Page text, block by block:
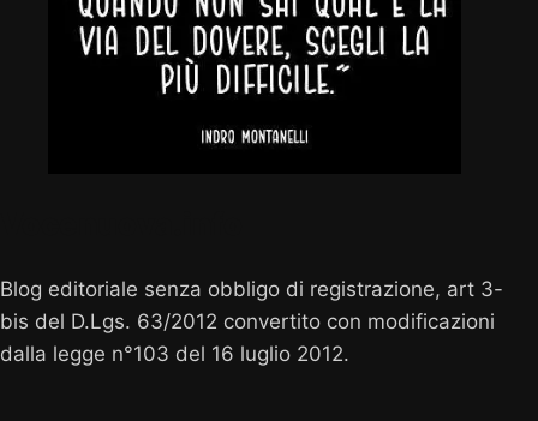
Blog editoriale senza obbligo di registrazione, art 3-
bis del D.Lgs. 63/2012 convertito con modificazioni
dalla legge n°103 del 16 luglio 2012.